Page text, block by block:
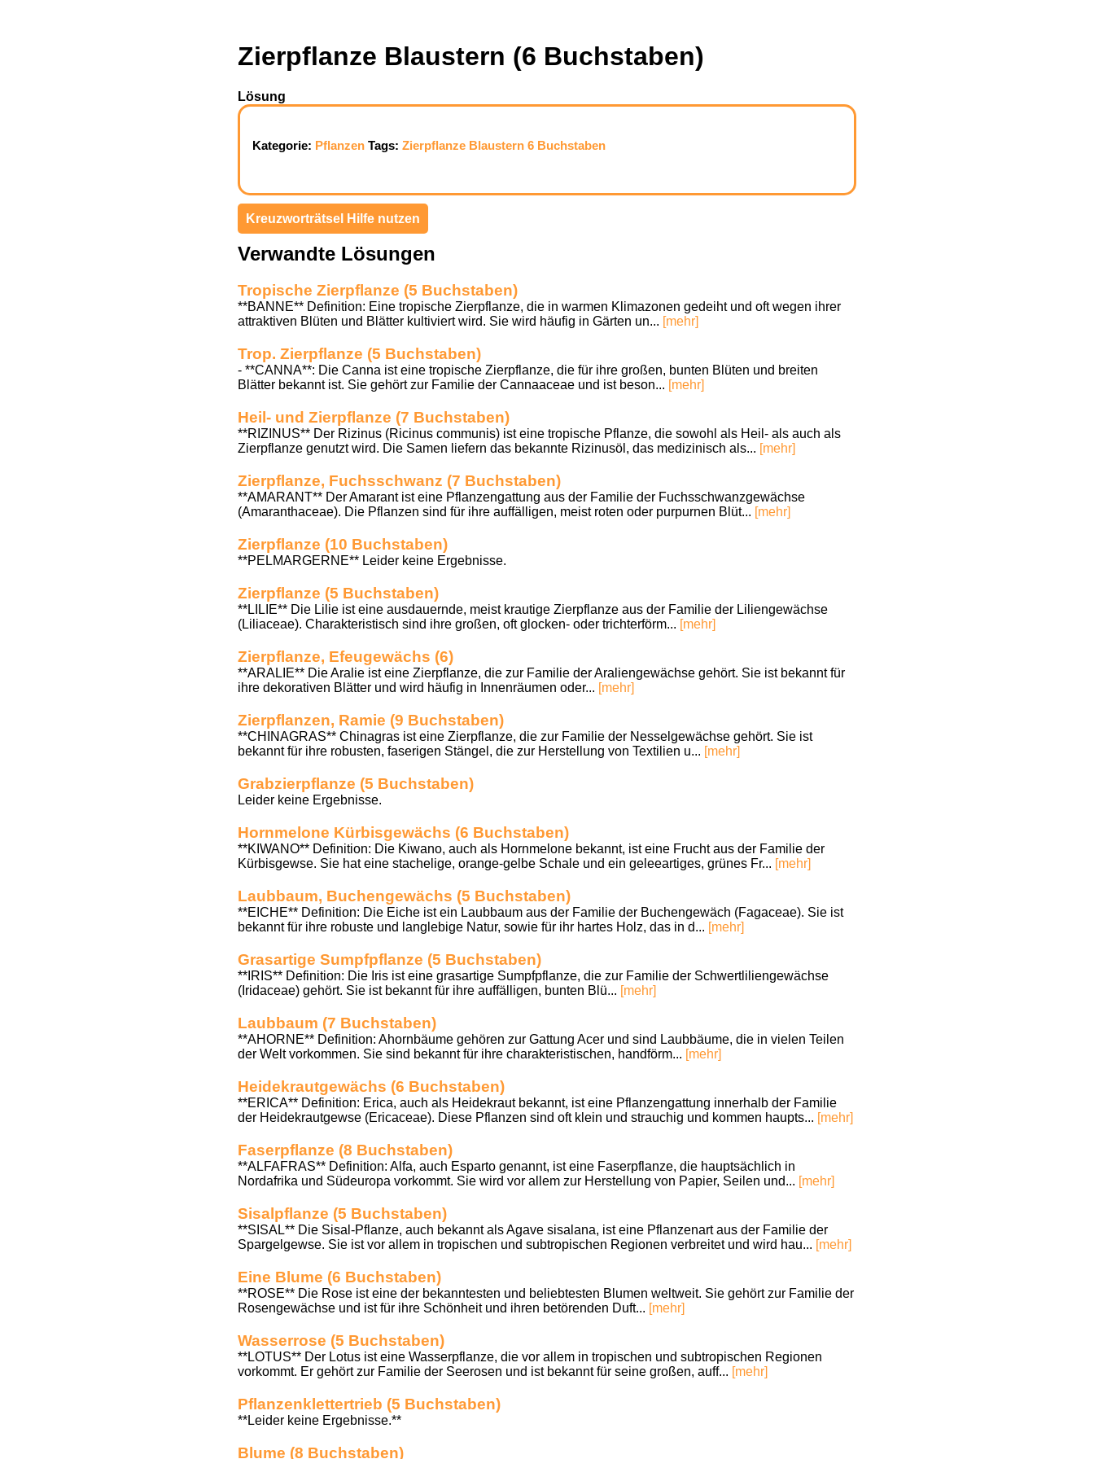
Zierpflanze Blaustern (6 Buchstaben)
Lösung
Kategorie: Pflanzen Tags: Zierpflanze Blaustern 6 Buchstaben
Kreuzworträtsel Hilfe nutzen
Verwandte Lösungen
Tropische Zierpflanze (5 Buchstaben)
**BANNE** Definition: Eine tropische Zierpflanze, die in warmen Klimazonen gedeiht und oft wegen ihrer
attraktiven Blüten und Blätter kultiviert wird. Sie wird häufig in Gärten un... [mehr]
Trop. Zierpflanze (5 Buchstaben)
- **CANNA**: Die Canna ist eine tropische Zierpflanze, die für ihre großen, bunten Blüten und breiten
Blätter bekannt ist. Sie gehört zur Familie der Cannaaceae und ist beson... [mehr]
Heil- und Zierpflanze (7 Buchstaben)
**RIZINUS** Der Rizinus (Ricinus communis) ist eine tropische Pflanze, die sowohl als Heil- als auch als
Zierpflanze genutzt wird. Die Samen liefern das bekannte Rizinusöl, das medizinisch als... [mehr]
Zierpflanze, Fuchsschwanz (7 Buchstaben)
**AMARANT** Der Amarant ist eine Pflanzengattung aus der Familie der Fuchsschwanzgewächse
(Amaranthaceae). Die Pflanzen sind für ihre auffälligen, meist roten oder purpurnen Blüt... [mehr]
Zierpflanze (10 Buchstaben)
**PELMARGERNE** Leider keine Ergebnisse.
Zierpflanze (5 Buchstaben)
**LILIE** Die Lilie ist eine ausdauernde, meist krautige Zierpflanze aus der Familie der Liliengewächse
(Liliaceae). Charakteristisch sind ihre großen, oft glocken- oder trichterförm... [mehr]
Zierpflanze, Efeugewächs (6)
**ARALIE** Die Aralie ist eine Zierpflanze, die zur Familie der Araliengewächse gehört. Sie ist bekannt für
ihre dekorativen Blätter und wird häufig in Innenräumen oder... [mehr]
Zierpflanzen, Ramie (9 Buchstaben)
**CHINAGRAS** Chinagras ist eine Zierpflanze, die zur Familie der Nesselgewächse gehört. Sie ist
bekannt für ihre robusten, faserigen Stängel, die zur Herstellung von Textilien u... [mehr]
Grabzierpflanze (5 Buchstaben)
Leider keine Ergebnisse.
Hornmelone Kürbisgewächs (6 Buchstaben)
**KIWANO** Definition: Die Kiwano, auch als Hornmelone bekannt, ist eine Frucht aus der Familie der
Kürbisgewse. Sie hat eine stachelige, orange-gelbe Schale und ein geleeartiges, grünes Fr... [mehr]
Laubbaum, Buchengewächs (5 Buchstaben)
**EICHE** Definition: Die Eiche ist ein Laubbaum aus der Familie der Buchengewäch (Fagaceae). Sie ist
bekannt für ihre robuste und langlebige Natur, sowie für ihr hartes Holz, das in d... [mehr]
Grasartige Sumpfpflanze (5 Buchstaben)
**IRIS** Definition: Die Iris ist eine grasartige Sumpfpflanze, die zur Familie der Schwertliliengewächse
(Iridaceae) gehört. Sie ist bekannt für ihre auffälligen, bunten Blü... [mehr]
Laubbaum (7 Buchstaben)
**AHORNE** Definition: Ahornbäume gehören zur Gattung Acer und sind Laubbäume, die in vielen Teilen
der Welt vorkommen. Sie sind bekannt für ihre charakteristischen, handförm... [mehr]
Heidekrautgewächs (6 Buchstaben)
**ERICA** Definition: Erica, auch als Heidekraut bekannt, ist eine Pflanzengattung innerhalb der Familie
der Heidekrautgewse (Ericaceae). Diese Pflanzen sind oft klein und strauchig und kommen haupts... [mehr]
Faserpflanze (8 Buchstaben)
**ALFAFRAS** Definition: Alfa, auch Esparto genannt, ist eine Faserpflanze, die hauptsächlich in
Nordafrika und Südeuropa vorkommt. Sie wird vor allem zur Herstellung von Papier, Seilen und... [mehr]
Sisalpflanze (5 Buchstaben)
**SISAL** Die Sisal-Pflanze, auch bekannt als Agave sisalana, ist eine Pflanzenart aus der Familie der
Spargelgewse. Sie ist vor allem in tropischen und subtropischen Regionen verbreitet und wird hau... [mehr]
Eine Blume (6 Buchstaben)
**ROSE** Die Rose ist eine der bekanntesten und beliebtesten Blumen weltweit. Sie gehört zur Familie der
Rosengewächse und ist für ihre Schönheit und ihren betörenden Duft... [mehr]
Wasserrose (5 Buchstaben)
**LOTUS** Der Lotus ist eine Wasserpflanze, die vor allem in tropischen und subtropischen Regionen
vorkommt. Er gehört zur Familie der Seerosen und ist bekannt für seine großen, auff... [mehr]
Pflanzenklettertrieb (5 Buchstaben)
**Leider keine Ergebnisse.**
Blume (8 Buchstaben)